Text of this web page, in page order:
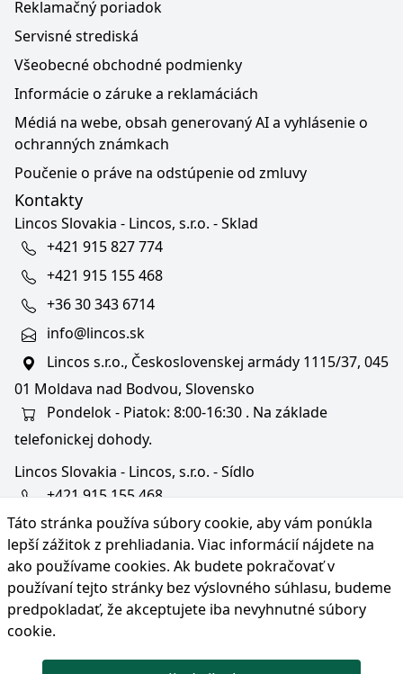
Táto stránka používa súbory cookie, aby vám ponúkla
lepší zážitok z prehliadania. Viac informácií nájdete na
ako používame cookies. Ak budete pokračovať v
používaní tejto stránky bez výslovného súhlasu, budeme
predpokladať, že akceptujete iba nevyhnutné súbory
cookie.
Reklamačný poriadok
Servisné strediská
Všeobecné obchodné podmienky
Informácie o záruke a reklamáciách
Médiá na webe, obsah generovaný AI a vyhlásenie o
ochranných známkach
Poučenie o práve na odstúpenie od zmluvy
Kontakty
Lincos Slovakia - Lincos, s.r.o. - Sklad
+421 915 827 774
+421 915 155 468
+36 30 343 6714
info@lincos.sk
Lincos s.r.o., Československej armády 1115/37, 045
01 Moldava nad Bodvou, Slovensko
Pondelok - Piatok: 8:00-16:30 . Na základe
telefonickej dohody.
Lincos Slovakia - Lincos, s.r.o. - Sídlo
+421 915 155 468
+36/30 343 6714
bratislava@lincos.sk
Lincos s.r.o., Rustaveliho 4, 831 06 Bratislava - m. č.
Rača, Slovensko
Iba sídlo firmy